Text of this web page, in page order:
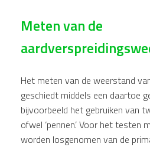
Meten van de
Het meten van de weerstand
geschiedt middels een daartoe
bijvoorbeeld het gebruiken van
ofwel ‘pennen’. Voor het testen
worden losgenomen van de